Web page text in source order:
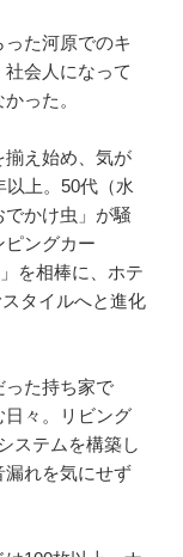
た河原でのキ
会人になって
った。
え始め、気が
上。50代（水
かけ虫」が騒
ピングカー
」を相棒に、ホテ
タイルへと進化
った持ち家で
日々。リビング
ステムを構築し
れを気にせず